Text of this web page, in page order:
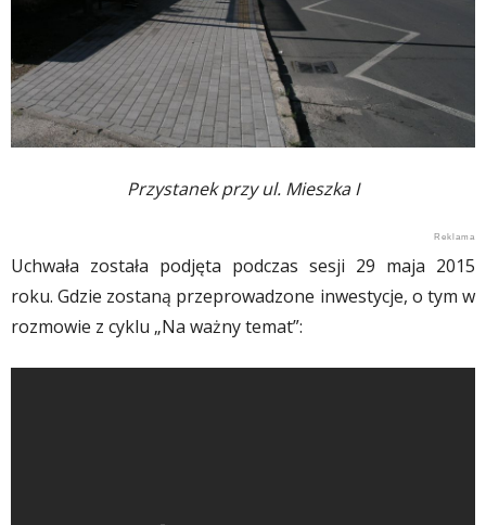
Przystanek przy ul. Mieszka I
Uchwała została podjęta podczas sesji 29 maja 2015
roku. Gdzie zostaną przeprowadzone inwestycje, o tym w
rozmowie z cyklu „Na ważny temat”: